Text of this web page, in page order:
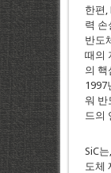
한편,
력 손
반도
때의
의 핵
1997
워 반
드의
SiC
도체